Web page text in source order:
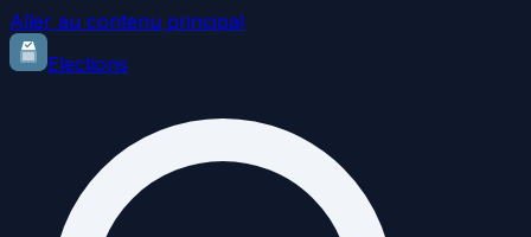
Aller au contenu principal
Elections